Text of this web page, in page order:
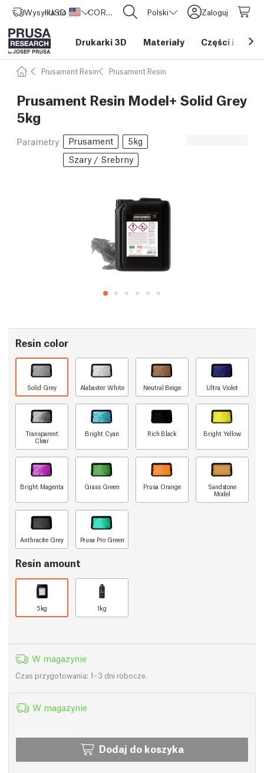
Wysyłka do Stany Zjednoczone
USD ($) CORE One L: Już w sprzedaży! Polski Zaloguj
Drukarki 3D Materiały Części i
Prusament Resin Prusament Resin
Prusament Resin Model+ Solid Grey
5kg
Parametry Prusament
5kg
Szary / Srebrny
Resin color
Solid Grey Alabaster White Neutral Beige Ultra Violet
Transparent
Clear
Bright Cyan Rich Black Bright Yellow
Bright Magenta Grass Green Prusa Orange
Sandstone
Model
Anthracite Grey Prusa Pro Green
Resin amount
5kg 1kg
W magazynie
Czas przygotowania: 1–3 dni robocze.
W magazynie
Dodaj do koszyka